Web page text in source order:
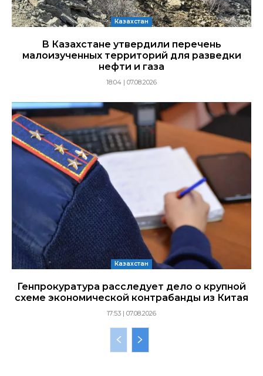
Казахстан
В Казахстане утвердили перечень
малоизученных территорий для разведки
нефти и газа
18:04 | 07.08.2026
Казахстан
Генпрокуратура расследует дело о крупной
схеме экономической контрабанды из Китая
17:53 | 07.08.2026